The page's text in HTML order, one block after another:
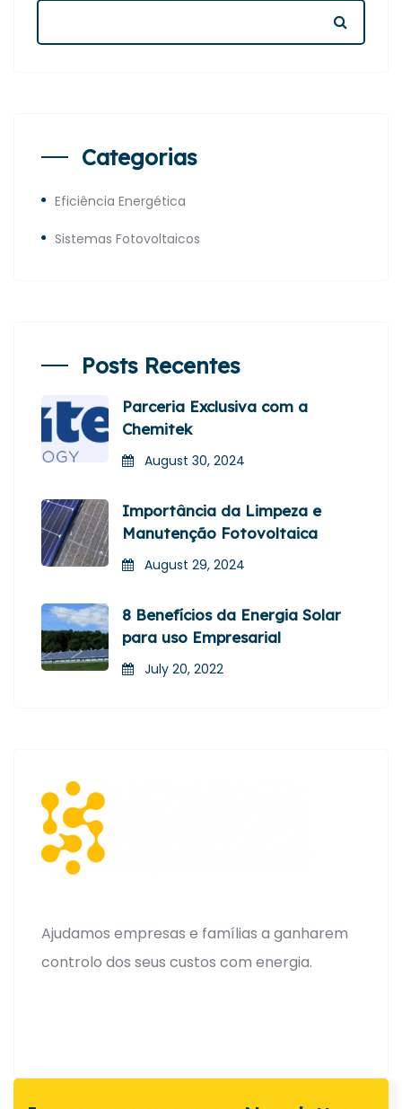
Categorias
Eficiência Energética
Sistemas Fotovoltaicos
Posts Recentes
Parceria Exclusiva com a
Chemitek
August 30, 2024
Importância da Limpeza e
Manutenção Fotovoltaica
August 29, 2024
8 Benefícios da Energia Solar
para uso Empresarial
July 20, 2022
Ajudamos empresas e famílias a ganharem
controlo dos seus custos com energia.